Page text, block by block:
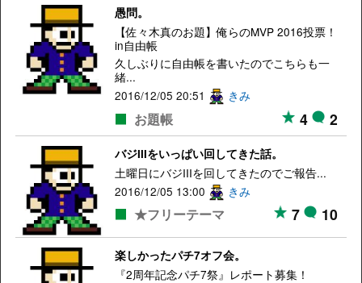
愚問。
【佐々木真のお題】俺らのMVP 2016投票！
in自由帳
久しぶりに自由帳を書いたのでこちらも一
緒...
2016/12/05 20:51
きみ
お題帳 4 2
バジIIIをいっぱい回してきた話。
土曜日にバジIIIを回してきたのでご報告...
2016/12/05 13:00
きみ
★フリーテーマ 7 10
楽しかったパチ7オフ会。
『2周年記念パチ7祭』レポート募集！